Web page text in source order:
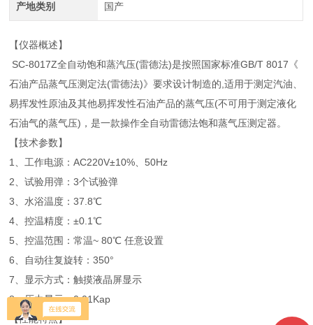
产地类别 国产
【仪器概述】
SC-8017Z全自动饱和蒸汽压(雷德法)是按照国家标准GB/T 8017《
石油产品蒸气压测定法(雷德法)》要求设计制造的,适用于测定汽油、
易挥发性原油及其他易挥发性石油产品的蒸气压(不可用于测定液化
石油气的蒸气压)，是一款操作全自动雷德法饱和蒸气压测定器。
【技术参数】
1、工作电源：AC220V±10%、50Hz
2、试验用弹：3个试验弹
3、水浴温度：37.8℃
4、控温精度：±0.1℃
5、控温范围：常温~ 80℃ 任意设置
6、自动往复旋转：350°
7、显示方式：触摸液晶屏显示
8、压力显示：0.01Kap
【性能特点】